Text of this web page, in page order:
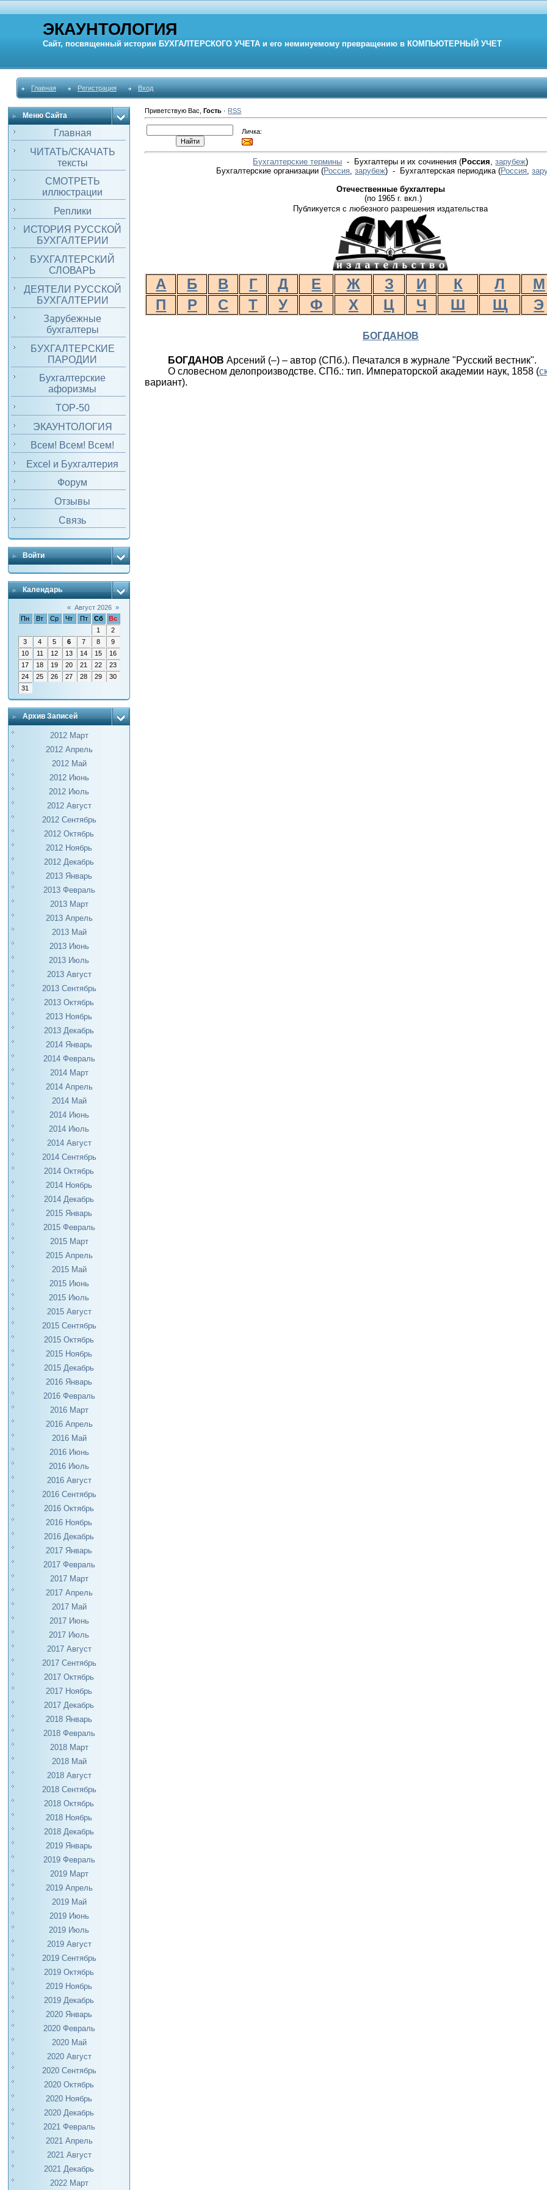
ЭКАУНТОЛОГИЯ
Сайт, посвященный истории БУХГАЛТЕРСКОГО УЧЕТА и его неминуемому превращению в КОМПЬЮТЕРНЫЙ УЧЕТ
Главная Регистрация Вход
Меню Сайта
Главная
ЧИТАТЬ/СКАЧАТЬ
тексты
СМОТРЕТЬ
иллюстрации
Реплики
ИСТОРИЯ РУССКОЙ
БУХГАЛТЕРИИ
БУХГАЛТЕРСКИЙ
СЛОВАРЬ
ДЕЯТЕЛИ РУССКОЙ
БУХГАЛТЕРИИ
Зарубежные
бухгалтеры
БУХГАЛТЕРСКИЕ
ПАРОДИИ
Бухгалтерские
афоризмы
TOP-50
ЭКАУНТОЛОГИЯ
Всем! Всем! Всем!
Excel и Бухгалтерия
Форум
Отзывы
Связь
Войти
Календарь
« Август 2026 »
Пн
Вт Ср Чт Пт Сб
Вс
1
2
3
4 5 6 7 8
9
10
11 12 13 14 15
16
17
18 19 20 21 22
23
24
25 26 27 28 29
30
31
Архив Записей
2012 Март
2012 Апрель
2012 Май
2012 Июнь
2012 Июль
2012 Август
2012 Сентябрь
2012 Октябрь
2012 Ноябрь
2012 Декабрь
2013 Январь
2013 Февраль
2013 Март
2013 Апрель
2013 Май
2013 Июнь
2013 Июль
2013 Август
2013 Сентябрь
2013 Октябрь
2013 Ноябрь
2013 Декабрь
2014 Январь
2014 Февраль
2014 Март
2014 Апрель
2014 Май
2014 Июнь
2014 Июль
2014 Август
2014 Сентябрь
2014 Октябрь
2014 Ноябрь
2014 Декабрь
2015 Январь
2015 Февраль
2015 Март
2015 Апрель
2015 Май
2015 Июнь
2015 Июль
2015 Август
2015 Сентябрь
2015 Октябрь
2015 Ноябрь
2015 Декабрь
2016 Январь
2016 Февраль
2016 Март
2016 Апрель
2016 Май
2016 Июнь
2016 Июль
2016 Август
2016 Сентябрь
2016 Октябрь
2016 Ноябрь
2016 Декабрь
2017 Январь
2017 Февраль
2017 Март
2017 Апрель
2017 Май
2017 Июнь
2017 Июль
2017 Август
2017 Сентябрь
2017 Октябрь
2017 Ноябрь
2017 Декабрь
2018 Январь
2018 Февраль
2018 Март
2018 Май
2018 Август
2018 Сентябрь
2018 Октябрь
2018 Ноябрь
2018 Декабрь
2019 Январь
2019 Февраль
2019 Март
2019 Апрель
2019 Май
2019 Июнь
2019 Июль
2019 Август
2019 Сентябрь
2019 Октябрь
2019 Ноябрь
2019 Декабрь
2020 Январь
2020 Февраль
2020 Май
2020 Август
2020 Сентябрь
2020 Октябрь
2020 Ноябрь
2020 Декабрь
2021 Февраль
2021 Апрель
2021 Август
2021 Декабрь
2022 Март
Приветствую Вас ,Гость · RSS
Личка:
Бухгалтерские термины - Бухгалтеры и их сочинения (Россия ,зарубеж)
Бухгалтерские организации(Россия ,зарубеж) - Бухгалтерская периодика(Россия ,
Отечественные бухгалтеры
(по 1965 г. вкл.)
Публикуется с любезного разрешения издательства
А Б В Г Д Е Ж З И К Л М
П
Р С Т У Ф Х Ц Ч Ш Щ Э
БОГДАНОВ
БОГДАНОВ Арсений (–) – автор (СПб.). Печатался в журнале "Русский вестник".
О словесном делопроизводстве. СПб.: тип. Императорской академии наук, 1858 (
вариант).